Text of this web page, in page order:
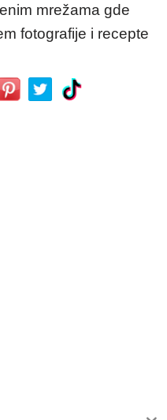
mrežama gde
fotografije i recepte